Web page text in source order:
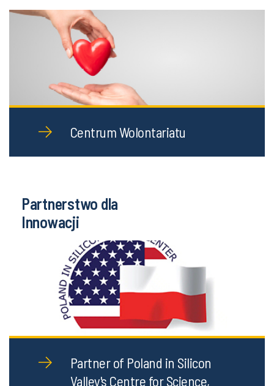
Centrum Wolontariatu
Partnerstwo dla
Innowacji
Partner of Poland in Silicon
Valley's Centre for Science,